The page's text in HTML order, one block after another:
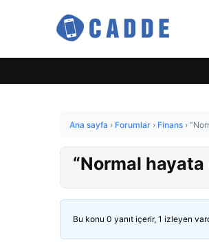
Ana sayfa › Forumlar › Finans ›
“Normal
Bu konu 0 yanıt içerir, 1 izleyen